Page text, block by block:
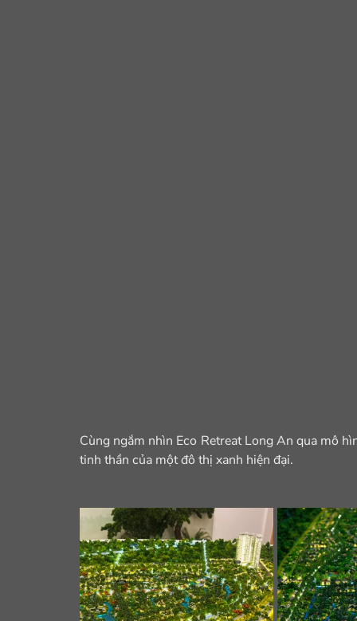
Cùng ngắm nhìn Eco Retreat Long An qua mô
tinh thần của một đô thị xanh hiện đại.